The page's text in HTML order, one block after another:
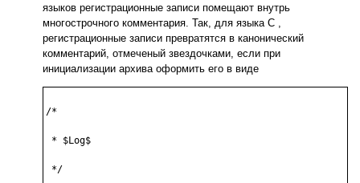
языков регистрационные записи помещают внутрь
многострочного комментария. Так, для языка C ,
регистрационные записи превратятся в канонический
комментарий, отмеченый звездочками, если при
инициализации архива оформить его в виде
/*
* $Log$
*/